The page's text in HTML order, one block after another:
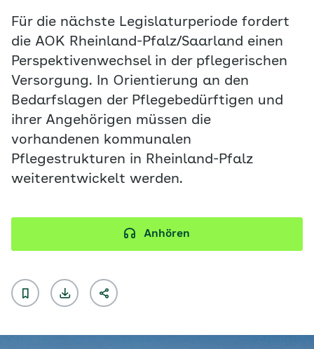
Für die nächste Legislaturperiode fordert
die AOK Rheinland-Pfalz/Saarland einen
Perspektivenwechsel in der pflegerischen
Versorgung. In Orientierung an den
Bedarfslagen der Pflegebedürftigen und
ihrer Angehörigen müssen die
vorhandenen kommunalen
Pflegestrukturen in Rheinland-Pfalz
weiterentwickelt werden.
Anhören